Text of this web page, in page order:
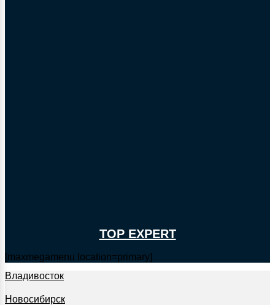
TOP EXPERT
[maxmegamenu location=primary]
Владивосток
Новосибирск